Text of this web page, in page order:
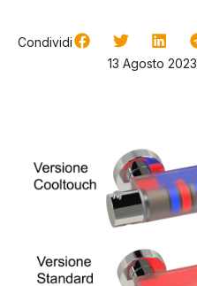
Condividi
13 Agosto 2023